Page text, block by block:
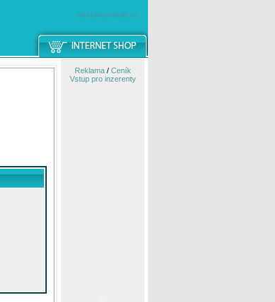
windowsmobile.cz
Reklama/ Ceník
Vstup pro inzerenty